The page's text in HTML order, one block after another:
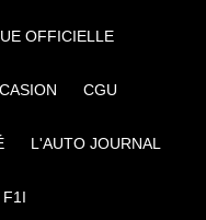
OFFICIELLE
CGU
L'AUTO JOURNAL
F1I